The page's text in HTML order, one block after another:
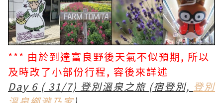
*** 由於到達富良野後天氣不似預期, 所以
及時改了小部份行程, 容後來詳述
Day 6 ( 31/7) 登別溫泉之旅 (宿登別, 登別